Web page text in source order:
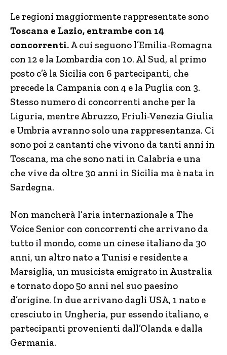
Le regioni maggiormente rappresentate sono
Toscana e Lazio, entrambe con 14
concorrenti.A cui seguono l’Emilia-Romagna
con 12 e la Lombardia con 10. Al Sud, al primo
posto c’è la Sicilia con 6 partecipanti, che
precede la Campania con 4 e la Puglia con 3.
Stesso numero di concorrenti anche per la
Liguria, mentre Abruzzo, Friuli-Venezia Giulia
e Umbria avranno solo una rappresentanza. Ci
sono poi 2 cantanti che vivono da tanti anni in
Toscana, ma che sono nati in Calabria e una
che vive da oltre 30 anni in Sicilia ma è nata in
Sardegna.
Non mancherà l’aria internazionale a The
Voice Senior con concorrenti che arrivano da
tutto il mondo, come un cinese italiano da 30
anni, un altro nato a Tunisi e residente a
Marsiglia, un musicista emigrato in Australia
e tornato dopo 50 anni nel suo paesino
d’origine. In due arrivano dagli USA, 1 nato e
cresciuto in Ungheria, pur essendo italiano, e
partecipanti provenienti dall’Olanda e dalla
Germania.